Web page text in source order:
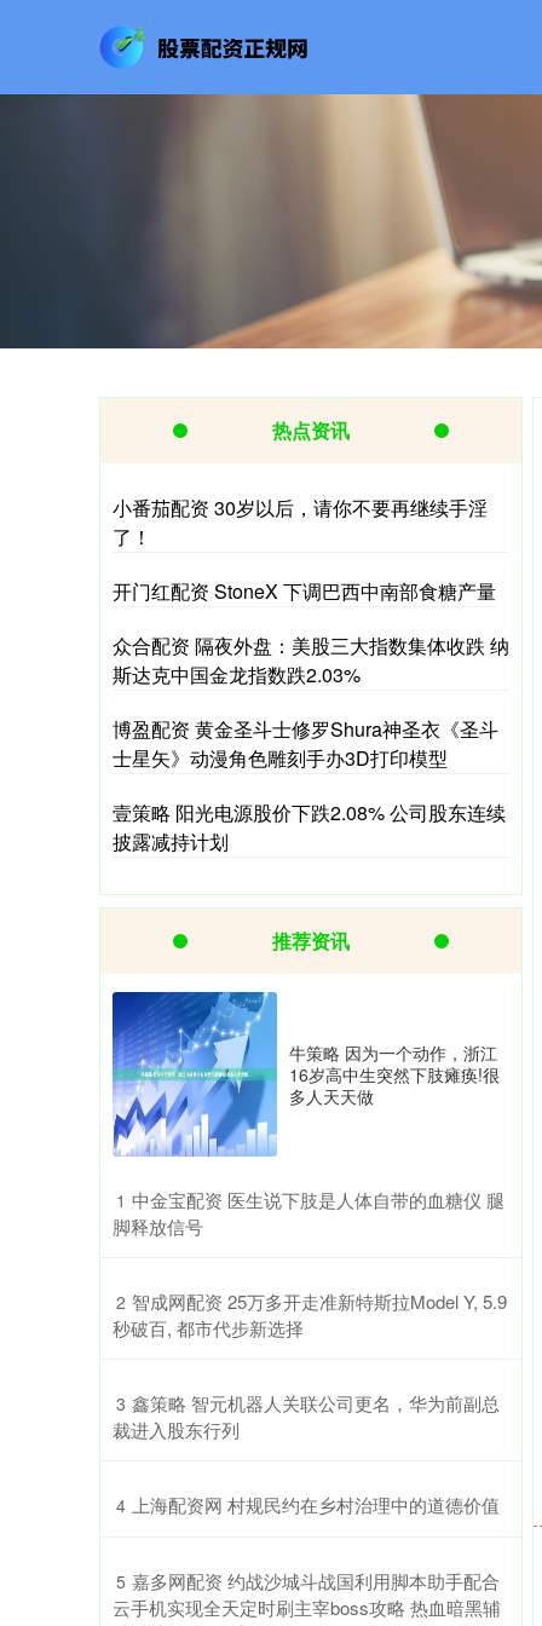
热点资讯
小番茄配资 30岁以后，请你不要再继续手淫
了！
开门红配资 StoneX 下调巴西中南部食糖产量
众合配资 隔夜外盘：美股三大指数集体收跌 纳
斯达克中国金龙指数跌2.03%
博盈配资 黄金圣斗士修罗Shura神圣衣《圣斗
士星矢》动漫角色雕刻手办3D打印模型
壹策略 阳光电源股价下跌2.08% 公司股东连续
披露减持计划
推荐资讯
牛策略 因为一个动作，浙江
16岁高中生突然下肢瘫痪!很
多人天天做
1 ​中金宝配资 医生说下肢是人体自带的血糖仪 腿
脚释放信号
2 ​智成网配资 25万多开走准新特斯拉Model Y, 5.9
秒破百, 都市代步新选择
3 ​鑫策略 智元机器人关联公司更名，华为前副总
裁进入股东行列
4 ​上海配资网 村规民约在乡村治理中的道德价值
5 ​嘉多网配资 约战沙城斗战国利用脚本助手配合
云手机实现全天定时刷主宰boss攻略 热血暗黑辅